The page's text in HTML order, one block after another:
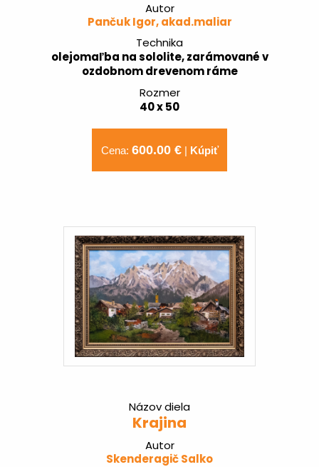
Autor
Pančuk Igor, akad.maliar
Technika
olejomaľba na sololite, zarámované v
ozdobnom drevenom ráme
Rozmer
40 x 50
Cena: 600.00 €| Kúpiť
Názov diela
Krajina
Autor
Skenderagič Salko